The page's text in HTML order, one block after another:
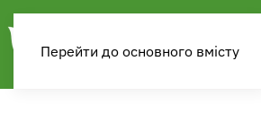
Перейти до основного вмісту